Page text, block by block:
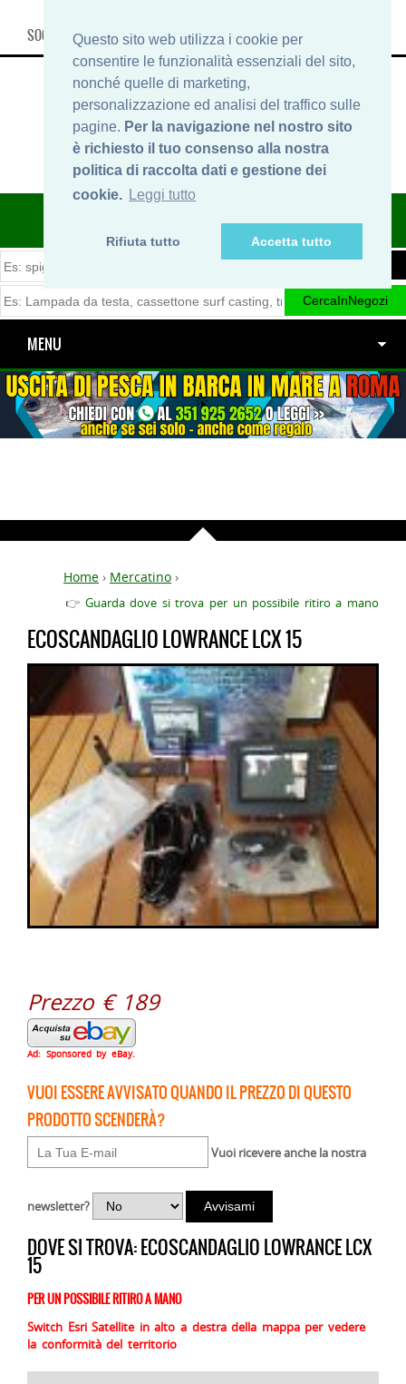
Questo sito web utilizza i cookie per
consentire le funzionalità essenziali del sito,
nonché quelle di marketing,
personalizzazione ed analisi del traffico sulle
pagine. Per la navigazione nel nostro sito
è richiesto il tuo consenso alla nostra
politica di raccolta dati e gestione dei
cookie. Leggi tutto
Rifiuta tutto Accetta tutto
SOCIAL, INFO & SHOP
ITINERARIDIPESCA.IT
MENU
Home › Mercatino ›
👉 Guarda dove si trova per un possibile ritiro a mano
ECOSCANDAGLIO LOWRANCE LCX 15
Prezzo € 189
Ad: Sponsored by eBay.
VUOI ESSERE AVVISATO QUANDO IL PREZZO DI QUESTO
PRODOTTO SCENDERÀ?
Vuoi ricevere anche la nostra
newsletter?
DOVE SI TROVA: ECOSCANDAGLIO LOWRANCE LCX
15
PER UN POSSIBILE RITIRO A MANO
Switch Esri Satellite in alto a destra della mappa per vedere
la conformità del territorio